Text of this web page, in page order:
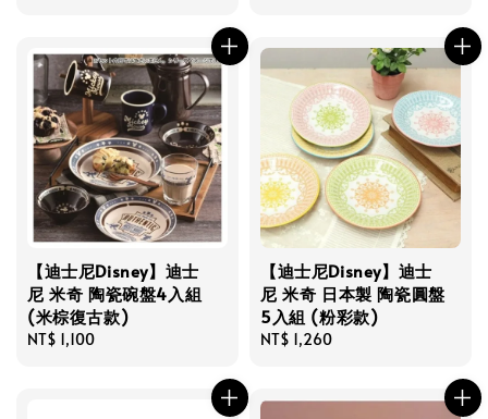
【迪士尼Disney】迪士
尼 米奇 陶瓷碗盤4入組
(米棕復古款)
Regular
NT$ 1,100
【迪士尼Disney】迪士
尼 米奇 日本製 陶瓷圓盤
5入組 (粉彩款)
Regular
NT$ 1,260